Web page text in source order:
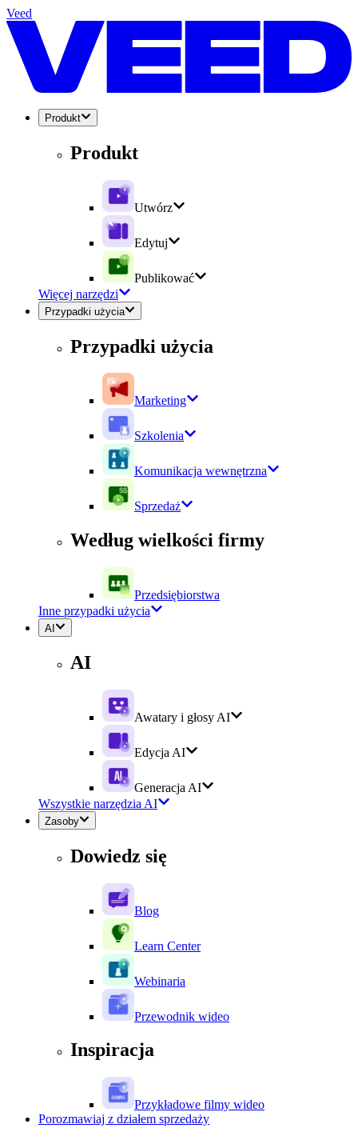
Veed
Produkt
Produkt
Utwórz
Edytuj
Publikować
Więcej narzędzi
Przypadki użycia
Przypadki użycia
Marketing
Szkolenia
Komunikacja wewnętrzna
Sprzedaż
Według wielkości firmy
Przedsiębiorstwa
Inne przypadki użycia
AI
AI
Awatary i głosy AI
Edycja AI
Generacja AI
Wszystkie narzędzia AI
Zasoby
Dowiedz się
Blog
Learn Center
Webinaria
Przewodnik wideo
Inspiracja
Przykładowe filmy wideo
Porozmawiaj z działem sprzedaży